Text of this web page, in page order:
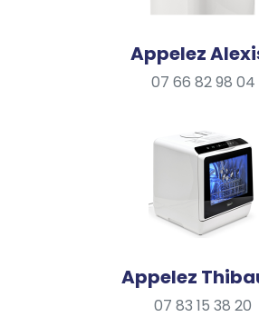
Appelez
07 66 82 98 04
Appelez
07 83 15 38 20